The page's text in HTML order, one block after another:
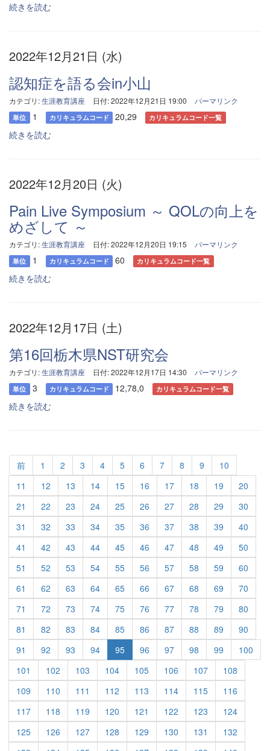
続きを読む
2022年12月21日 (水)
認知症を語る会in小山
カテゴリ:生涯教育講座 日付: 2022年12月21日 19:00 パーマリンク
単位 1 カリキュラムコード 20,29 カリキュラムコード一覧
続きを読む
2022年12月20日 (火)
Pain Live Symposium ～ QOLの向上を
めざして ～
カテゴリ:生涯教育講座 日付: 2022年12月20日 19:15 パーマリンク
単位 1 カリキュラムコード 60 カリキュラムコード一覧
続きを読む
2022年12月17日 (土)
第16回栃木県NST研究会
カテゴリ:生涯教育講座 日付: 2022年12月17日 14:30 パーマリンク
単位 3 カリキュラムコード 12,78,0 カリキュラムコード一覧
続きを読む
前 1 2 3 4 5 6 7 8 9
10
11
12 13 14 15 16 17 18 19
20
21
22 23 24 25 26 27 28 29
30
31
32 33 34 35 36 37 38 39
40
41
42 43 44 45 46 47 48 49
50
51
52 53 54 55 56 57 58 59
60
61
62 63 64 65 66 67 68 69
70
71
72 73 74 75 76 77 78 79
80
81
82 83 84 85 86 87 88 89
90
91
92 93 94 95 96 97 98 99
100
101
102 103 104 105 106 107
108
109
110 111 112 113 114 115
116
117
118 119 120 121 122 123
124
125
126 127 128 129 130 131
132